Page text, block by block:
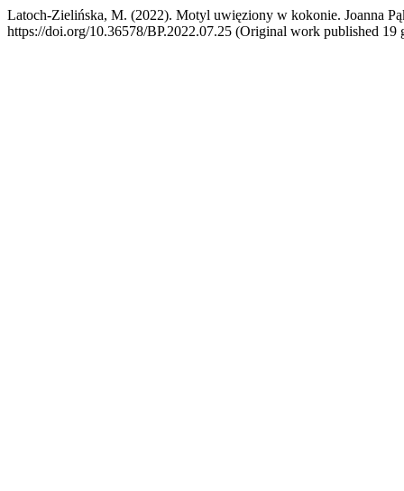
Latoch-Zielińska, M. (2022). Motyl uwięziony w kokonie. Joanna
https://doi.org/10.36578/BP.2022.07.25 (Original work published 19